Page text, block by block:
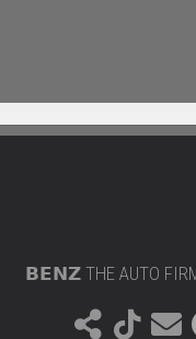
𝗕𝗘𝗡𝗭 THE AUTO